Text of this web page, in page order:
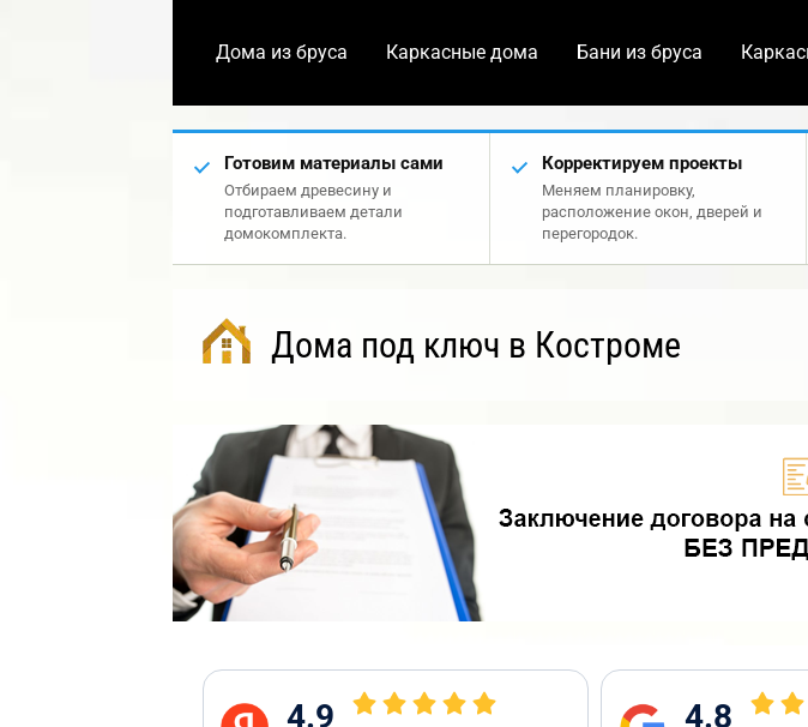
Дома из бруса Каркасные дома Бани из бруса
Готовим материалы сами
Отбираем древесину и
подготавливаем детали
домокомплекта.
Корректируем проекты
Меняем планировку,
расположение окон, дверей и
перегородок.
Дома под ключ в Костроме
4.9 4.8